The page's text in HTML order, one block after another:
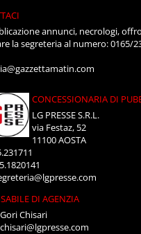
annunci, necrologi,
la segreteria al numero: 0165/
CONCESSIONARIA DI
LG PRESSE S.R.L.
via Festaz, 52
11100 AOSTA
DI AGENZIA
Chisari